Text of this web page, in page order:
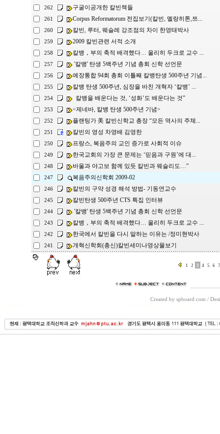
262 구굴이공개한 칼빈책들
261 Corpus Reformatorum 전집보기(칼빈, 멜랑히톤,쯔...
260 칼빈, 루터, 웨슬레 강조점의 차이 한영태박사
259 2009 칼빈관련 서적 소개
258 칼뱅，부의 축적 배격했다… 울리히 두크로 교수 ...
257 '칼뱅' 탄생 5백주년 기념 총회 신학 선언문
256 예장통합 94회 총회 이틀째 칼뱅탄생 500주년 기념...
255 칼뱅 탄생 500주년, 심장을 바친 개혁자 ‘칼뱅’ ...
254 칼뱅을 배운다는 것, ‘성화’도 배운다는 것”
253 <제네바, 칼뱅 탄생 500주년 기념>
252 플랜팅가 美 칼빈신학교 총장 “모든 역사의 주체...
251 칼빈의 영성 차영배 김영한
250 프랑스, 복음주의 교인 증가로 사회적 이슈
249 한국교회의 가장 큰 문제는 ‘믿음과 구원’에 대...
248 바울과 야고보 함께 있듯 칼빈과 웨슬리도…”
247 복음주의신학회 2009-02
246 칼빈의 구약 성경 해석 방법- 기동연교수
245 칼빈탄생 500주년 CTS 특집 인터뷰
244 '칼뱅' 탄생 5백주년 기념 총회 신학 선언문
243 칼뱅，부의 축적 배격했다… 울리히 두크로 교수 ...
242 한국에서 칼빈을 다시 말하는 이유는 /정미현박사
241 개혁신학회(총신)칼빈세미나영상물보기
1 2 3 4 5 6 7
Created by spboard.com /